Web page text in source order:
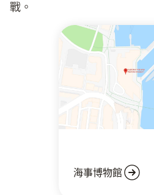
戰。
海事博物館